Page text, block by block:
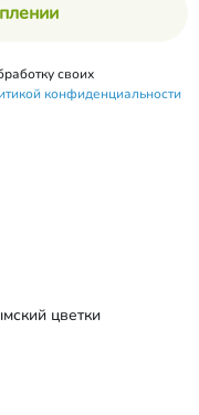
своих
конфиденциальности
цветки